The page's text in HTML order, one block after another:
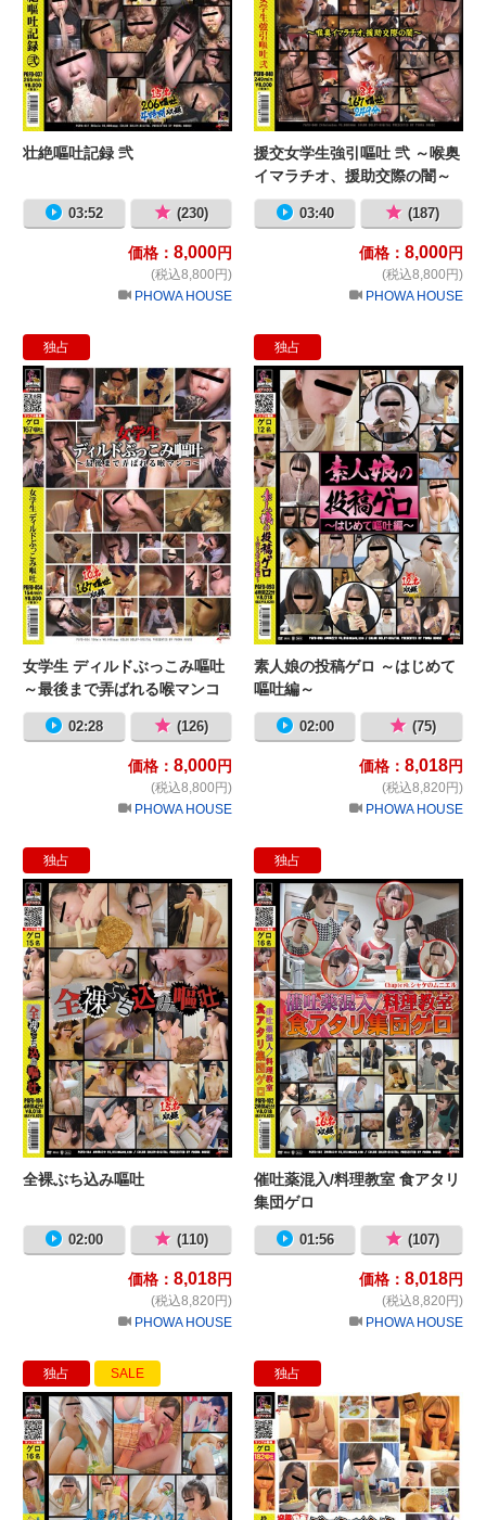
壮絶嘔吐記録 弐
03:52 (230)
価格： 8,000円
(税込8,800円)
PHOWA HOUSE
援交女学生強引嘔吐 弐 ～喉奥
イマラチオ、援助交際の闇～
03:40 (187)
価格： 8,000円
(税込8,800円)
PHOWA HOUSE
独占
女学生 ディルドぶっこみ嘔吐 ～最
女学生 ディルドぶっこみ嘔吐
～最後まで弄ばれる喉マンコ
～
02:28 (126)
価格： 8,000円
(税込8,800円)
PHOWA HOUSE
独占
素
素人娘の投稿ゲロ ～はじめて
嘔吐編～
02:00 (75)
価格： 8,018円
(税込8,820円)
PHOWA HOUSE
独占
全裸ぶち込み嘔吐
全裸ぶち込み嘔吐
02:00 (110)
価格： 8,018円
(税込8,820円)
PHOWA HOUSE
独占
催
催吐薬混入/料理教室 食アタリ
集団ゲロ
01:56 (107)
価格： 8,018円
(税込8,820円)
PHOWA HOUSE
独占 SALE
真夏のビーチハウス 食中毒ゲロ下痢
独占